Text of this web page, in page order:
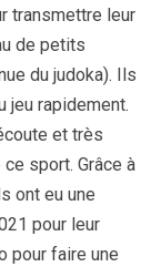
transmettre leur
de petits
du judoka). Ils
rapidement.
et très
sport. Grâce à
ont eu une
pour leur
pour faire une